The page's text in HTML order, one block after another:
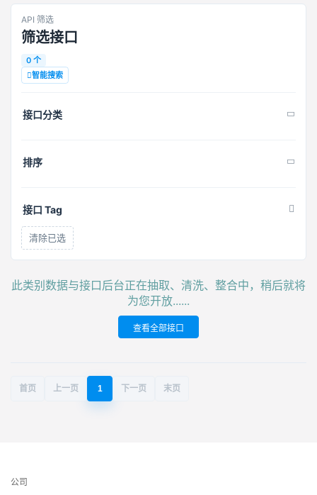
API 筛选
筛选接口
0 个
智能搜索
接口分类
排序
接口 Tag
清除已选
此类别数据与接口后台正在抽取、清洗、整合中，稍后就将
为您开放......
查看全部接口
首页 上一页 1 下一页 末页
公司